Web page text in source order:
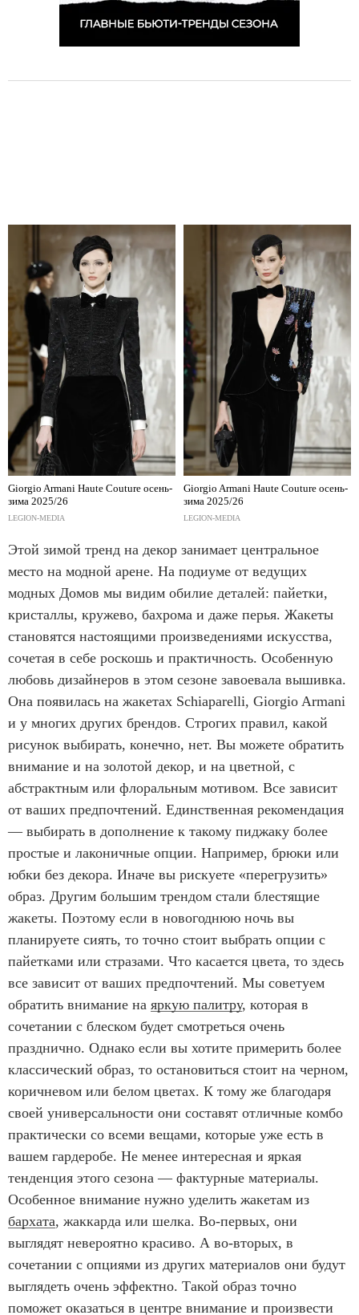
Giorgio Armani Haute Couture осень-
зима 2025/26
LEGION-MEDIA
Giorgio Armani Haute Couture осень-
зима 2025/26
LEGION-MEDIA
Этой зимой тренд на декор занимает центральное
место на модной арене. На подиуме от ведущих
модных Домов мы видим обилие деталей: пайетки,
кристаллы, кружево, бахрома и даже перья. Жакеты
становятся настоящими произведениями искусства,
сочетая в себе роскошь и практичность. Особенную
любовь дизайнеров в этом сезоне завоевала вышивка.
Она появилась на жакетах Schiaparelli, Giorgio Armani
и у многих других брендов. Строгих правил, какой
рисунок выбирать, конечно, нет. Вы можете обратить
внимание и на золотой декор, и на цветной, с
абстрактным или флоральным мотивом. Все зависит
от ваших предпочтений. Единственная рекомендация
— выбирать в дополнение к такому пиджаку более
простые и лаконичные опции. Например, брюки или
юбки без декора. Иначе вы рискуете «перегрузить»
образ. Другим большим трендом стали блестящие
жакеты. Поэтому если в новогоднюю ночь вы
планируете сиять, то точно стоит выбрать опции с
пайетками или стразами. Что касается цвета, то здесь
все зависит от ваших предпочтений. Мы советуем
обратить внимание на яркую палитру, которая в
сочетании с блеском будет смотреться очень
празднично. Однако если вы хотите примерить более
классический образ, то остановиться стоит на черном,
коричневом или белом цветах. К тому же благодаря
своей универсальности они составят отличные комбо
практически со всеми вещами, которые уже есть в
вашем гардеробе. Не менее интересная и яркая
тенденция этого сезона — фактурные материалы.
Особенное внимание нужно уделить жакетам из
бархата, жаккарда или шелка. Во-первых, они
выглядят невероятно красиво. А во-вторых, в
сочетании с опциями из других материалов они будут
выглядеть очень эффектно. Такой образ точно
поможет оказаться в центре внимание и произвести